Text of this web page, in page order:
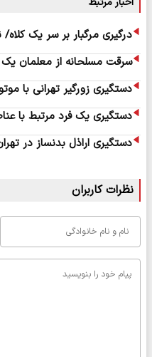
درگیری مرگبار بر سر یک کلاه/ نوجوان ۱۶
سرقت مسلحانه از معلمان
دستگیری زورگیر تهرانی با
دستگیری یک فرد مرتبط با
دستگیری اراذل بدنساز در
نظرات کاربران